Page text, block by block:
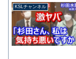
KSLチャンネル